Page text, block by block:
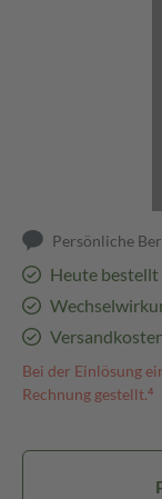
Persönliche
Heute bestellt
Bei der Einlösung
Rechnung gestellt.⁴